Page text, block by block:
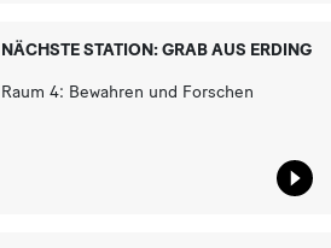
NÄCHSTE STATION: GRAB AUS ERDING
Raum 4: Bewahren und Forschen